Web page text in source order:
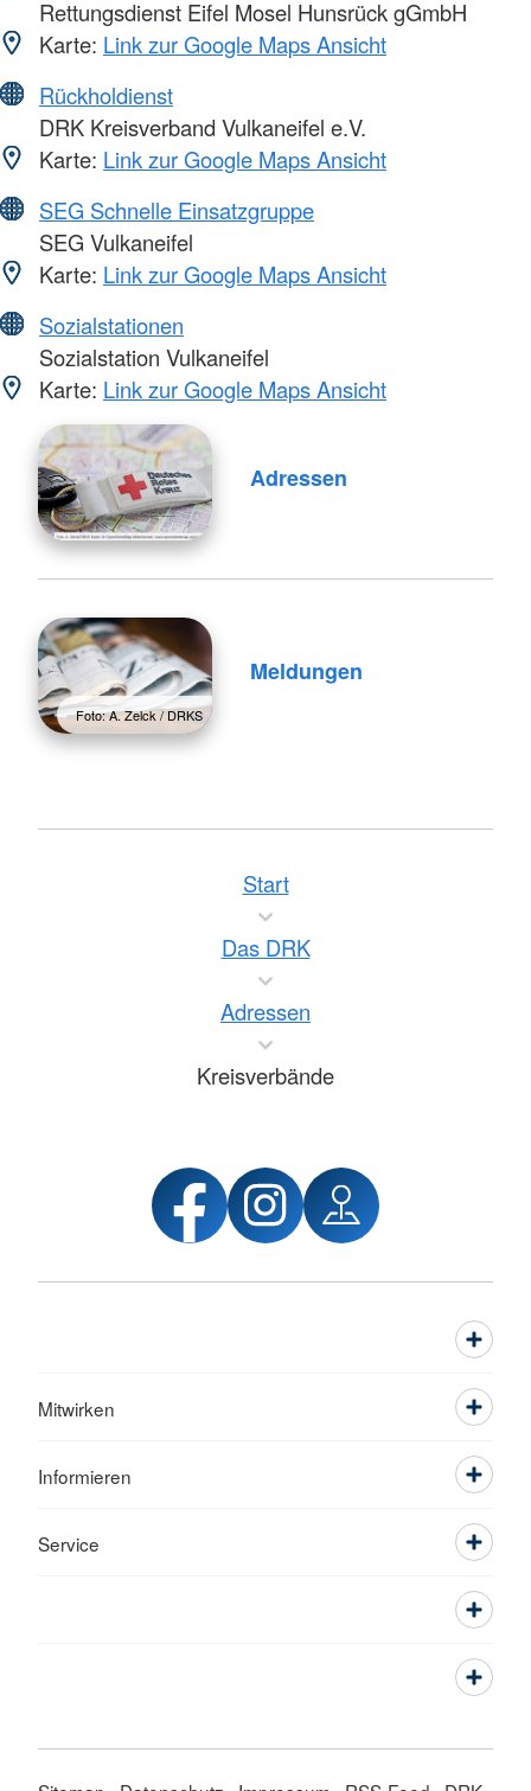
Rettungsdienst Eifel Mosel Hunsrück gGmbH
Karte: Link zur Google Maps Ansicht
Rückholdienst
DRK Kreisverband Vulkaneifel e.V.
Karte: Link zur Google Maps Ansicht
SEG Schnelle Einsatzgruppe
SEG Vulkaneifel
Karte: Link zur Google Maps Ansicht
Sozialstationen
Sozialstation Vulkaneifel
Karte: Link zur Google Maps Ansicht
Adressen
Foto: A. Zelck / DRKS
Meldungen
Start
Das DRK
Adressen
Kreisverbände
Mitwirken
Informieren
Service